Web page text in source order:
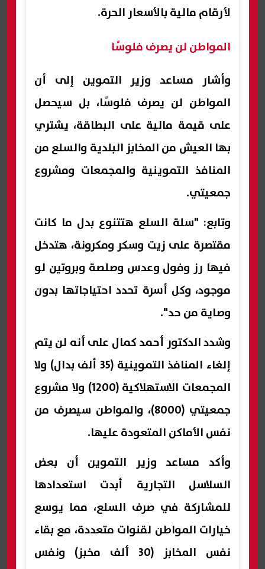
لأرقام مالية بالأسعار الحرة.
المواطن لن يصرف فلوسًا
وأشار مساعد وزير التموين إلى أن
المواطن لن يصرف فلوسًا، بل سيحصل
على قيمة مالية على البطاقة، يشتري
بها العيش من المخابز البلدية والسلع من
المنافذ التموينية والمجمعات ومشروع
جمعيتي.
وتابع: "سلة السلع هتتنوع بدل ما كانت
مقتصرة على زيت وسكر ومكرونة، هتدخل
فيها رز وفول وعدس وصلصة وبروتين لو
موجود، وكل أسرة تحدد احتياجاتها بدون
وصاية من حد".
وشدد الدكتور أحمد كمال على أنه لن يتم
إلغاء المنافذ التموينية (35 ألف بدال) ولا
المجمعات الاستهلاكية (1200) ولا مشروع
جمعيتي (8000)، والمواطن سيصرف من
نفس الأماكن المتعودة عليها.
وأكد مساعد وزير التموين أن بعض
السلاسل التجارية أبدت استعدادها
للمشاركة في صرف السلع، مما يوسع
خيارات المواطن لقنوات متعددة، مع بقاء
نفس المخابز (30 ألف مخبز) ونفس